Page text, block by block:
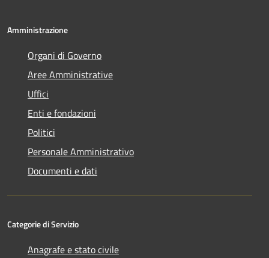
Amministrazione
Organi di Governo
Aree Amministrative
Uffici
Enti e fondazioni
Politici
Personale Amministrativo
Documenti e dati
Categorie di Servizio
Anagrafe e stato civile